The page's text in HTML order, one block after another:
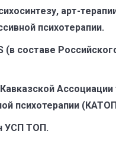
арт-
психотерапии.
(в составе
Ассоциации
психотерапии
УСП ТОП.